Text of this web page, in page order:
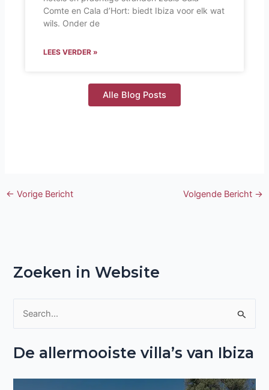
Comte en Cala d’Hort: biedt Ibiza voor elk wat
wils. Onder de
LEES VERDER »
Alle Blog Posts
← Vorige Bericht Volgende Bericht →
Zoeken in Website
e
De allermooiste villa’s van Ibiza